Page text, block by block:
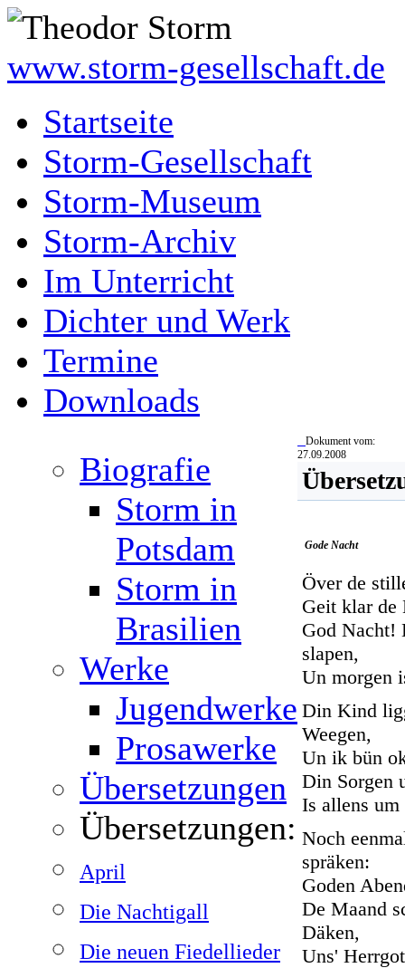
www.storm-gesellschaft.de
Startseite
Storm-Gesellschaft
Storm-Museum
Storm-Archiv
Im Unterricht
Dichter und Werk
Termine
Downloads
Biografie
Storm in
Potsdam
Storm in
Brasilien
Werke
Jugendwerke
Prosawerke
Übersetzungen
Übersetzungen:
April
Die Nachtigall
Die neuen Fiedellieder
Dokument vom:
27.09.2008
Gode Nacht
Över de
Geit klar de
God
slapen,
Un morgen
Din Kind
Weegen,
Un ik bün
Din Sorgen
Is allens
Noch
spräken:
Goden
De Maand
Däken,
Uns'